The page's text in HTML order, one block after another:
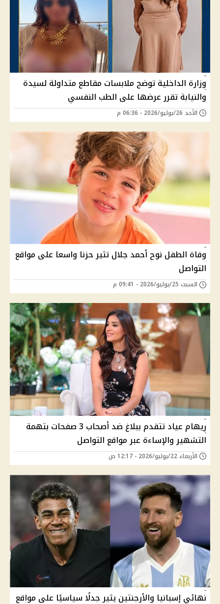
وزارة الداخلية توضح ملابسات مقاطع متداولة لسيدة
والنيابة تقرر عرضها على الطب النفسي
الأحد 26/يوليو/2026 - 06:36 م
وفاة الطفل نوح أحمد جلال تثير حزنا واسعا على مواقع
التواصل
السبت 25/يوليو/2026 - 09:41 م
ريهام عياد تتقدم ببلاغ ضد أصحاب 3 صفحات بتهمة
التشهير والإساءة عبر مواقع التواصل
الأربعاء 22/يوليو/2026 - 12:17 ص
نهائي إسبانيا والأرجنتين يثير جدلًا سياسيًا على مواقع